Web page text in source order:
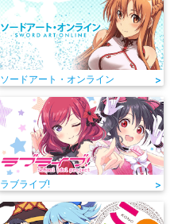
ソードアート・オンライン >
ラブライブ! >